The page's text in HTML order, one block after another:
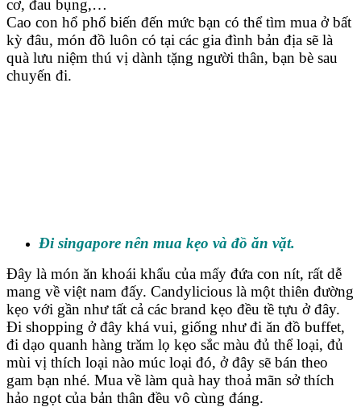
cơ, đau bụng,…
Cao con hổ phổ biến đến mức bạn có thể tìm mua ở bất
kỳ đâu, món đồ luôn có tại các gia đình bản địa sẽ là
quà lưu niệm thú vị dành tặng người thân, bạn bè sau
chuyến đi.
Đi singapore nên mua kẹo và đồ ăn vặt.
Đây là món ăn khoái khẩu của mấy đứa con nít, rất dễ
mang về việt nam đấy. Candylicious là một thiên đường
kẹo với gần như tất cả các brand kẹo đều tề tựu ở đây.
Đi shopping ở đây khá vui, giống như đi ăn đồ buffet,
đi dạo quanh hàng trăm lọ kẹo sắc màu đủ thể loại, đủ
mùi vị thích loại nào múc loại đó, ở đây sẽ bán theo
gam bạn nhé. Mua về làm quà hay thoả mãn sở thích
hảo ngọt của bản thân đều vô cùng đáng.